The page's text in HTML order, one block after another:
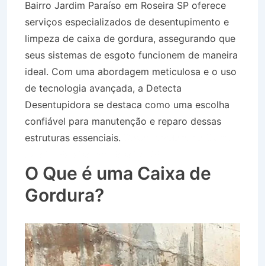
Bairro Jardim Paraíso em Roseira SP oferece
serviços especializados de desentupimento e
limpeza de caixa de gordura, assegurando que
seus sistemas de esgoto funcionem de maneira
ideal. Com uma abordagem meticulosa e o uso
de tecnologia avançada, a Detecta
Desentupidora se destaca como uma escolha
confiável para manutenção e reparo dessas
estruturas essenciais.
O Que é uma Caixa de
Gordura?